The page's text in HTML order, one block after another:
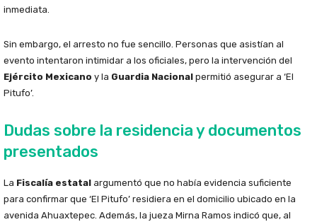
inmediata.
Sin embargo, el arresto no fue sencillo. Personas que asistían al
evento intentaron intimidar a los oficiales, pero la intervención del
Ejército Mexicano y la Guardia Nacional permitió asegurar a ‘El
Pitufo’.
Dudas sobre la residencia y documentos
presentados
La Fiscalía estatal argumentó que no había evidencia suficiente
para confirmar que ‘El Pitufo’ residiera en el domicilio ubicado en la
avenida Ahuaxtepec. Además, la jueza Mirna Ramos indicó que, al